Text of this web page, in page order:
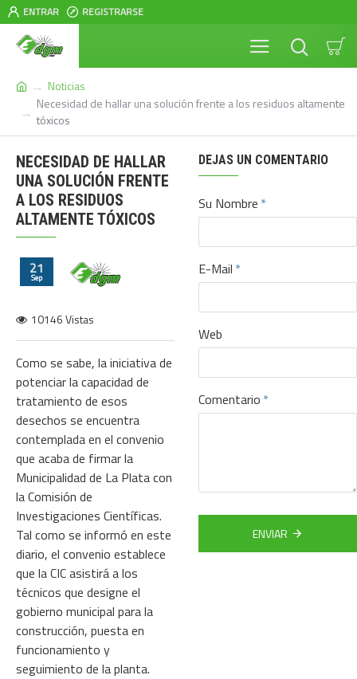
ENTRAR REGISTRARSE
Noticias
Necesidad de hallar una solución frente a los residuos altamente
tóxicos
NECESIDAD DE HALLAR
UNA SOLUCIÓN FRENTE
A LOS RESIDUOS
ALTAMENTE TÓXICOS
21
Sep
10146 Vistas
Como se sabe, la iniciativa de
potenciar la capacidad de
tratamiento de esos
desechos se encuentra
contemplada en el convenio
que acaba de firmar la
Municipalidad de La Plata con
la Comisión de
Investigaciones Científicas.
Tal como se informó en este
diario, el convenio establece
que la CIC asistirá a los
técnicos que designe el
gobierno municipal para la
construcción, puesta en
funcionamiento y
seguimiento de la planta.
DEJAS UN COMENTARIO
Su Nombre
E-Mail
Web
Comentario
ENVIAR